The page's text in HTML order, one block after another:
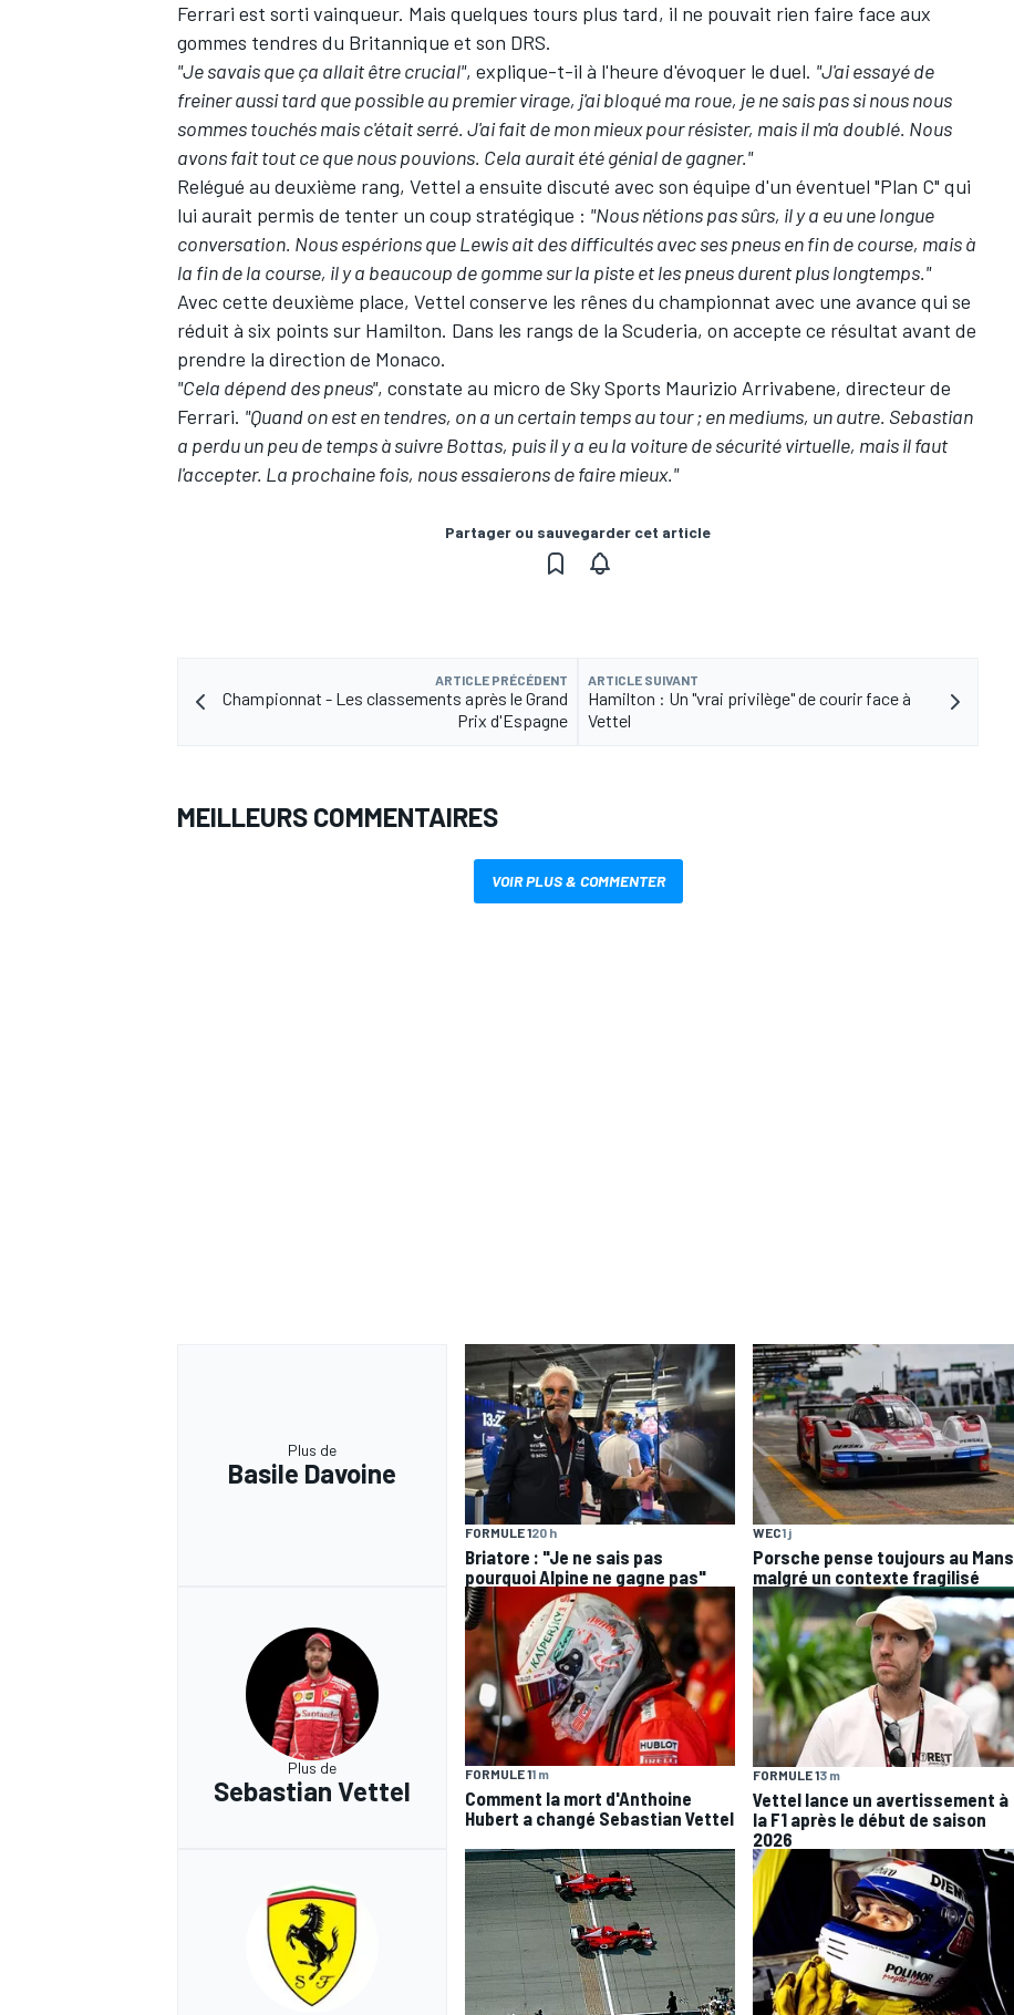
Ferrari est sorti vainqueur. Mais quelques tours plus tard, il ne pouvait rien faire face aux
gommes tendres du Britannique et son DRS.
"Je savais que ça allait être crucial", explique-t-il à l'heure d'évoquer le duel. "J'ai essayé de
freiner aussi tard que possible au premier virage, j'ai bloqué ma roue, je ne sais pas si nous nous
sommes touchés mais c'était serré. J'ai fait de mon mieux pour résister, mais il m'a doublé. Nous
avons fait tout ce que nous pouvions. Cela aurait été génial de gagner."
Relégué au deuxième rang, Vettel a ensuite discuté avec son équipe d'un éventuel "Plan C" qui
lui aurait permis de tenter un coup stratégique : "Nous n'étions pas sûrs, il y a eu une longue
conversation. Nous espérions que Lewis ait des difficultés avec ses pneus en fin de course, mais à
la fin de la course, il y a beaucoup de gomme sur la piste et les pneus durent plus longtemps."
Avec cette deuxième place, Vettel conserve les rênes du championnat avec une avance qui se
réduit à six points sur Hamilton. Dans les rangs de la Scuderia, on accepte ce résultat avant de
prendre la direction de Monaco.
"Cela dépend des pneus", constate au micro de Sky Sports Maurizio Arrivabene, directeur de
Ferrari. "Quand on est en tendres, on a un certain temps au tour ; en mediums, un autre. Sebastian
a perdu un peu de temps à suivre Bottas, puis il y a eu la voiture de sécurité virtuelle, mais il faut
l'accepter. La prochaine fois, nous essaierons de faire mieux."
Partager ou sauvegarder cet article
ARTICLE PRÉCÉDENT
Championnat - Les classements après le Grand
Prix d'Espagne
ARTICLE SUIVANT
Hamilton : Un "vrai privilège" de courir face à
Vettel
MEILLEURS COMMENTAIRES
VOIR PLUS & COMMENTER
Plus de
Basile Davoine
FORMULE 120 h
Briatore : "Je ne sais pas
pourquoi Alpine ne gagne pas"
WEC1 j
Porsche pense toujours au Mans
malgré un contexte fragilisé
Plus de
Sebastian Vettel
FORMULE 11 m
Comment la mort d'Anthoine
Hubert a changé Sebastian Vettel
FORMULE 13 m
Vettel lance un avertissement à
la F1 après le début de saison
2026